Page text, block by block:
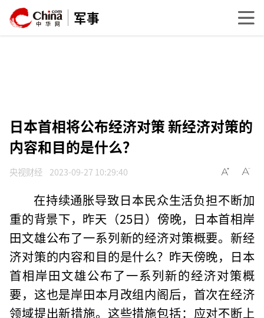
军事
日本首相将公布经济对策 新经济对策的
内容和目的是什么？
央视财经 2023-09-27 10:29:40
在持续通胀导致日本民众生活负担不断加
重的背景下，昨天（25日）傍晚，日本首相岸
田文雄公布了一系列新的经济对策概要。新经
济对策的内容和目的是什么？昨天傍晚，日本
首相岸田文雄公布了一系列新的经济对策概
要，这也是岸田本月改组内阁后，首次在经济
领域提出新措施。这些措施包括：应对不断上